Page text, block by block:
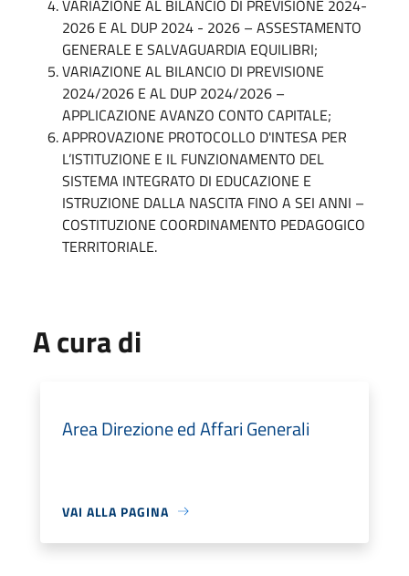
VARIAZIONE AL BILANCIO DI PREVISIONE 2024-
2026 E AL DUP 2024 - 2026 – ASSESTAMENTO
GENERALE E SALVAGUARDIA EQUILIBRI;
VARIAZIONE AL BILANCIO DI PREVISIONE
2024/2026 E AL DUP 2024/2026 –
APPLICAZIONE AVANZO CONTO CAPITALE;
APPROVAZIONE PROTOCOLLO D'INTESA PER
L’ISTITUZIONE E IL FUNZIONAMENTO DEL
SISTEMA INTEGRATO DI EDUCAZIONE E
ISTRUZIONE DALLA NASCITA FINO A SEI ANNI –
COSTITUZIONE COORDINAMENTO PEDAGOGICO
TERRITORIALE.
A cura di
Area Direzione ed Affari Generali
VAI ALLA PAGINA